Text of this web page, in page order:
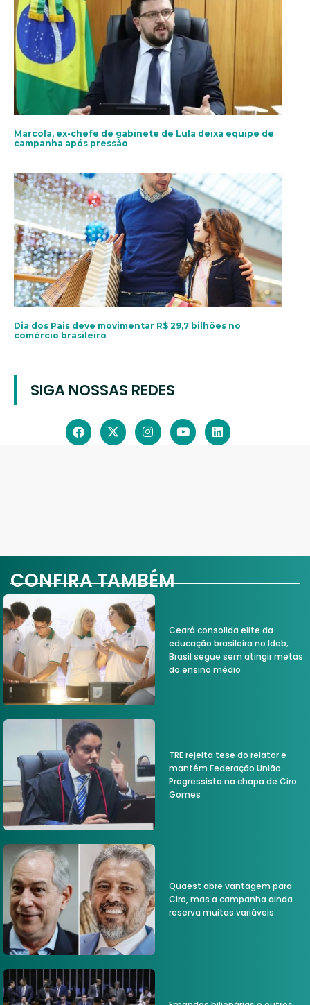
Marcola, ex-chefe de gabinete de Lula deixa equipe de
campanha após pressão
Dia dos Pais deve movimentar R$ 29,7 bilhões no
comércio brasileiro
SIGA NOSSAS REDES
CONFIRA TAMBÉM
Ceará consolida elite da
educação brasileira no Ideb;
Brasil segue sem atingir metas
do ensino médio
TRE rejeita tese do relator e
mantém Federação União
Progressista na chapa de Ciro
Gomes
Quaest abre vantagem para
Ciro, mas a campanha ainda
reserva muitas variáveis